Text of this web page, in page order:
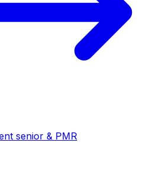
senior & PMR